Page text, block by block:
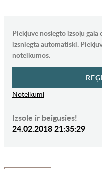
Piekļuve noslēgto izsoļu
izsniegta automātiski.
noteikumos.
Noteikumi
Izsole ir beigusies!
24.02.2018 21:35:29